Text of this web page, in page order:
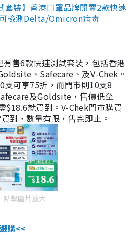
套裝】香港口罩品牌開賣2款快速
檢測Delta/Omicron病毒
售6款快速測試套裝，包括香港
、Safecare、及V-Chek。
支可享75折，而門市則10支8
及Goldsite，售價低至
$18.6就買到。V-Chek門市購買
到，數量有限，售完即止。
點擊圖片放大
購<<